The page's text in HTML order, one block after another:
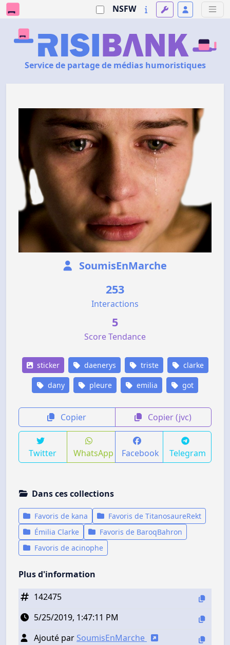
NSFW
Service de partage de médias humoristiques
SoumisEnMarche
253
Interactions
5
Score Tendance
sticker daenerys triste clarke
dany pleure emilia got
Copier Copier (jvc)
Twitter WhatsApp Facebook Telegram
Dans ces collections
Favoris de kana
Favoris de TitanosaureRekt
Émilia Clarke
Favoris de BaroqBahron
Favoris de acinophe
Plus d'information
142475
5/25/2019, 1:47:11 PM
Ajouté par SoumisEnMarche